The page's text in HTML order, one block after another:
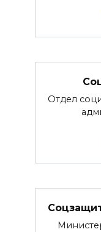
Отдел